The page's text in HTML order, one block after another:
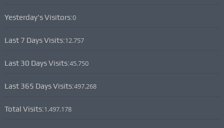
Yesterday's Visitors:0
Last 7 Days Visits:12.757
Last 30 Days Visits:45.750
Last 365 Days Visits:497.268
Total Visits:1.497.178